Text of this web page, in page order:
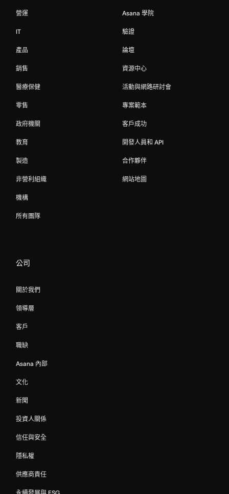
營運
IT
產品
銷售
醫療保健
零售
政府機關
教育
製造
非營利組織
機構
所有團隊
Asana 學院
驗證
論壇
資源中心
活動與網路研討會
專案範本
客戶成功
開發人員和 API
合作夥伴
網站地圖
公司
關於我們
領導層
客戶
職缺
Asana 內部
文化
新聞
投資人關係
信任與安全
隱私權
供應商責任